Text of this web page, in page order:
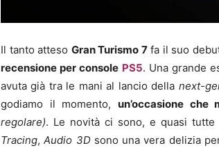
Il tanto atteso Gran Turismo 7fa il suo
recensione per console PS5. Una grande
avuta già tra le mani al lancio della next-
godiamo il momento, un’occasione che
regolare). Le novità ci sono, e quasi
Tracing,Audio 3Dsono una vera delizia